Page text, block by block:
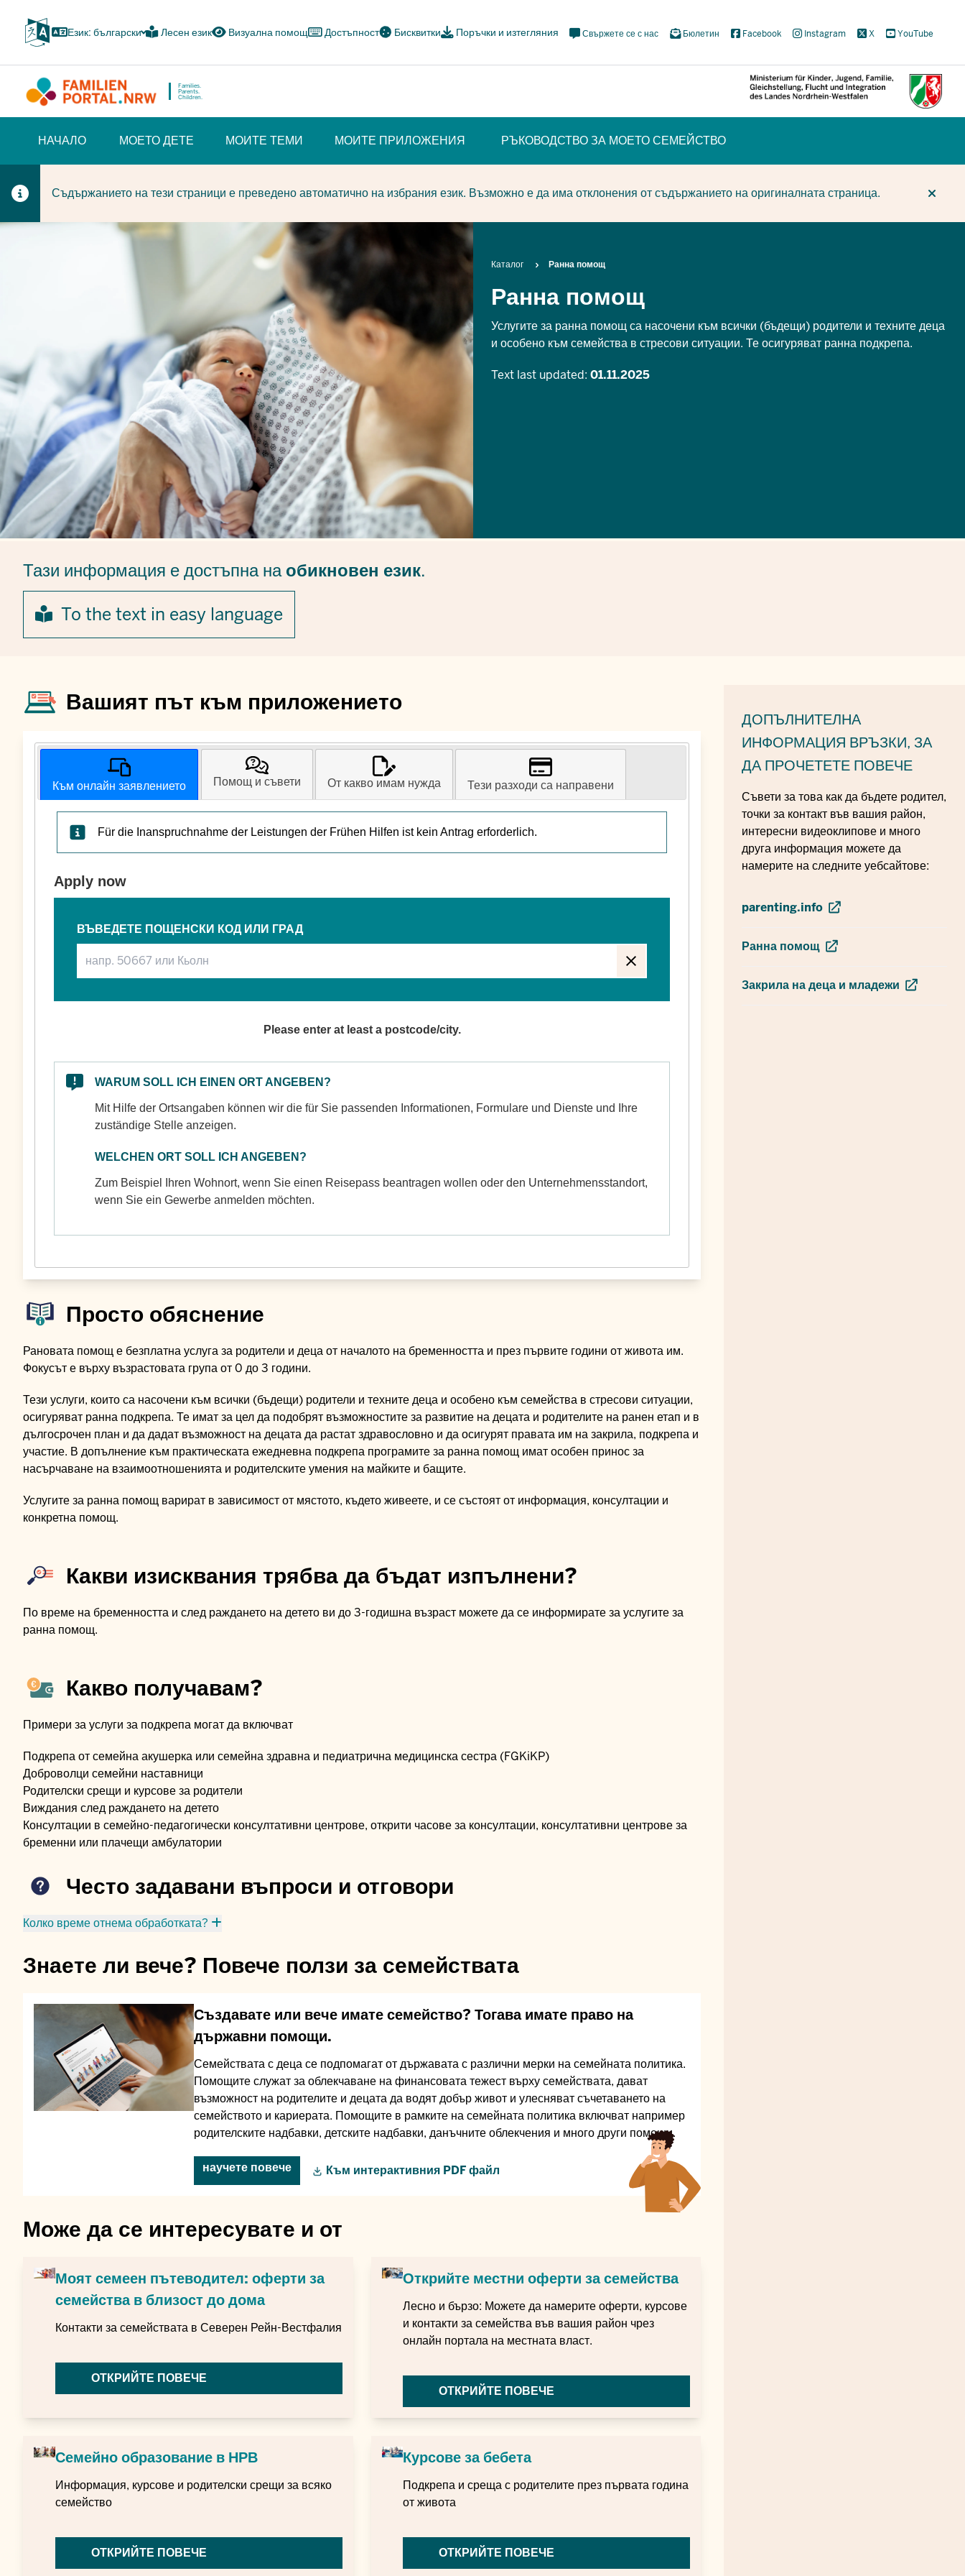
main
Език: български Лесен език Визуална помощ Достъпност Бисквитки Поръчки и изтегляния
Meta
Social
Свържете се с нас Бюлетин Facebook Instagram X YouTube
Families.
Parents.
Children.
(BÜRGERBEREICH)
НАЧАЛО МОЕТО ДЕТЕ МОИТЕ ТЕМИ МОИТЕ ПРИЛОЖЕНИЯ РЪКОВОДСТВО ЗА МОЕТО СЕМЕЙСТВО
Съдържанието на тези страници е преведено автоматично на избрания език. Възможно е да има отклонения от съдържанието на оригиналната страница.
Breadcrumb
Каталог Ранна помощ
Ранна помощ
Услугите за ранна помощ са насочени към всички (бъдещи) родители и техните деца
и особено към семейства в стресови ситуации. Те осигуряват ранна подкрепа.
Text last updated:01.11.2025
Тази информация е достъпна наобикновен език.
To the text in easy language
Вашият път към приложението
Към онлайн заявлението Помощ и съвети От какво имам нужда Тези разходи са направени
Für die Inanspruchnahme der Leistungen der Frühen Hilfen ist kein Antrag erforderlich.
Apply now
ВЪВЕДЕТЕ ПОЩЕНСКИ КОД ИЛИ ГРАД
Please enter at least a postcode/city.
WARUM SOLL ICH EINEN ORT ANGEBEN?
Mit Hilfe der Ortsangaben können wir die für Sie passenden Informationen, Formulare und Dienste und Ihre
zuständige Stelle anzeigen.
WELCHEN ORT SOLL ICH ANGEBEN?
Zum Beispiel Ihren Wohnort, wenn Sie einen Reisepass beantragen wollen oder den Unternehmensstandort,
wenn Sie ein Gewerbe anmelden möchten.
Просто обяснение
Рановата помощ е безплатна услуга за родители и деца от началото на бременността и през първите години от живота им.
Фокусът е върху възрастовата група от 0 до 3 години.
Тези услуги, които са насочени към всички (бъдещи) родители и техните деца и особено към семейства в стресови ситуации,
осигуряват ранна подкрепа. Те имат за цел да подобрят възможностите за развитие на децата и родителите на ранен етап и в
дългосрочен план и да дадат възможност на децата да растат здравословно и да осигурят правата им на закрила, подкрепа и
участие. В допълнение към практическата ежедневна подкрепа програмите за ранна помощ имат особен принос за
насърчаване на взаимоотношенията и родителските умения на майките и бащите.
Услугите за ранна помощ варират в зависимост от мястото, където живеете, и се състоят от информация, консултации и
конкретна помощ.
Какви изисквания трябва да бъдат изпълнени?
По време на бременността и след раждането на детето ви до 3-годишна възраст можете да се информирате за услугите за
ранна помощ.
Какво получавам?
Примери за услуги за подкрепа могат да включват
Подкрепа от семейна акушерка или семейна здравна и педиатрична медицинска сестра (FGKiKP)
Доброволци семейни наставници
Родителски срещи и курсове за родители
Виждания след раждането на детето
Консултации в семейно-педагогически консултативни центрове, открити часове за консултации, консултативни центрове за
бременни или плачещи амбулатории
Често задавани въпроси и отговори
Колко време отнема обработката?
Знаете ли вече? Повече ползи за семействата
Създавате или вече имате семейство? Тогава имате право на
държавни помощи.
Семействата с деца се подпомагат от държавата с различни мерки на семейната политика.
Помощите служат за облекчаване на финансовата тежест върху семействата, дават
възможност на родителите и децата да водят добър живот и улесняват съчетаването на
семейството и кариерата. Помощите в рамките на семейната политика включват например
родителските надбавки, детските надбавки, данъчните облекчения и много други помощи.
научете повече Към интерактивния PDF файл
Може да се интересувате и от
Моят семеен пътеводител: оферти за
семейства в близост до дома
Контакти за семействата в Северен Рейн-Вестфалия
ОТКРИЙТЕ ПОВЕЧЕ
Открийте местни оферти за семейства
Лесно и бързо: Можете да намерите оферти, курсове
и контакти за семейства във вашия район чрез
онлайн портала на местната власт.
ОТКРИЙТЕ ПОВЕЧЕ
Семейно образование в НРВ
Информация, курсове и родителски срещи за всяко
семейство
ОТКРИЙТЕ ПОВЕЧЕ
Курсове за бебета
Подкрепа и среща с родителите през първата година
от живота
ОТКРИЙТЕ ПОВЕЧЕ
ДОПЪЛНИТЕЛНА
ИНФОРМАЦИЯ ВРЪЗКИ, ЗА
ДА ПРОЧЕТЕТЕ ПОВЕЧЕ
Съвети за това как да бъдете родител,
точки за контакт във вашия район,
интересни видеоклипове и много
друга информация можете да
намерите на следните уебсайтове:
parenting.info
Ранна помощ
Закрила на деца и младежи